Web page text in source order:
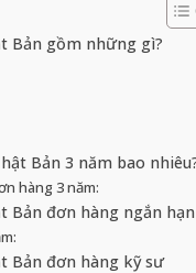
Bản gồm những gì?
Bản 3 năm bao
hàng 3 năm:
Bản đơn hàng ngắn hạn
Bản đơn hàng kỹ sư